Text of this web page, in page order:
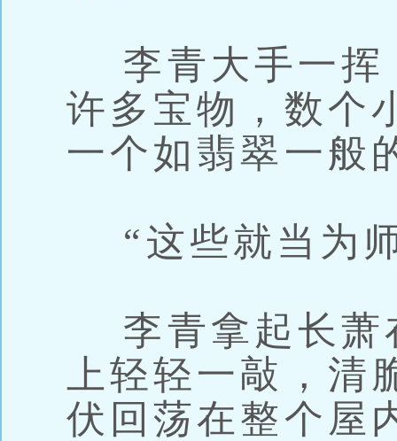
李青大手一挥
许多宝物，数个
一个如翡翠一般
“这些就当为
李青拿起长萧
上轻轻一敲，
伏回荡在整个屋